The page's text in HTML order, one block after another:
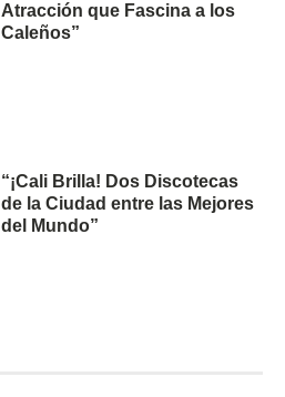
Atracción que Fascina a los
Caleños”
“¡Cali Brilla! Dos Discotecas
de la Ciudad entre las Mejores
del Mundo”